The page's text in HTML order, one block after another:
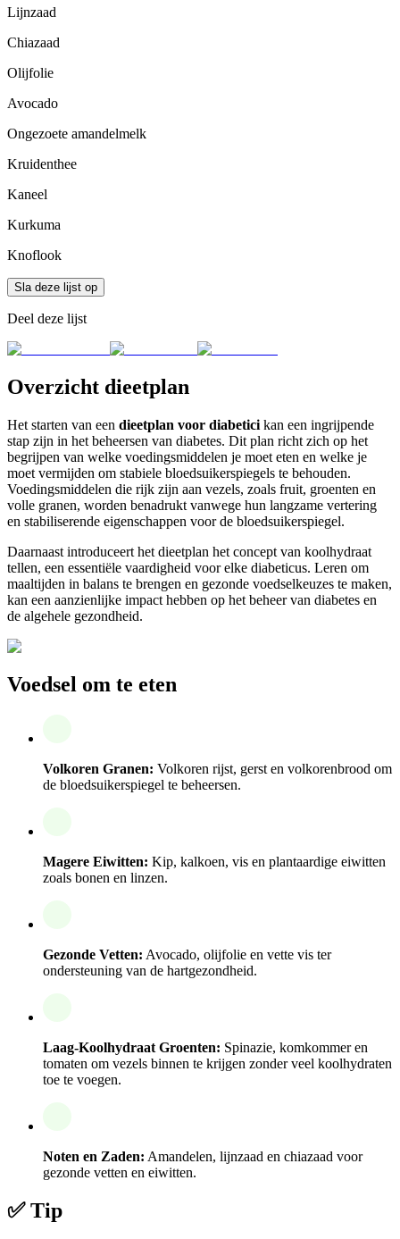
Lijnzaad
Chiazaad
Olijfolie
Avocado
Ongezoete amandelmelk
Kruidenthee
Kaneel
Kurkuma
Knoflook
Sla deze lijst op
Deel deze lijst
Overzicht dieetplan
Het starten van een dieetplan voor diabetici kan een ingrijpende
stap zijn in het beheersen van diabetes. Dit plan richt zich op het
begrijpen van welke voedingsmiddelen je moet eten en welke je
moet vermijden om stabiele bloedsuikerspiegels te behouden.
Voedingsmiddelen die rijk zijn aan vezels, zoals fruit, groenten en
volle granen, worden benadrukt vanwege hun langzame vertering
en stabiliserende eigenschappen voor de bloedsuikerspiegel.
Daarnaast introduceert het dieetplan het concept van koolhydraat
tellen, een essentiële vaardigheid voor elke diabeticus. Leren om
maaltijden in balans te brengen en gezonde voedselkeuzes te maken,
kan een aanzienlijke impact hebben op het beheer van diabetes en
de algehele gezondheid.
Voedsel om te eten
Volkoren Granen: Volkoren rijst, gerst en volkorenbrood om
de bloedsuikerspiegel te beheersen.
Magere Eiwitten: Kip, kalkoen, vis en plantaardige eiwitten
zoals bonen en linzen.
Gezonde Vetten: Avocado, olijfolie en vette vis ter
ondersteuning van de hartgezondheid.
Laag-Koolhydraat Groenten: Spinazie, komkommer en
tomaten om vezels binnen te krijgen zonder veel koolhydraten
toe te voegen.
Noten en Zaden: Amandelen, lijnzaad en chiazaad voor
gezonde vetten en eiwitten.
✅ Tip